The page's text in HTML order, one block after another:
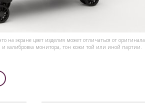
на экране цвет изделия может отличаться от
и калибровка монитора, тон кожи той или иной партии.